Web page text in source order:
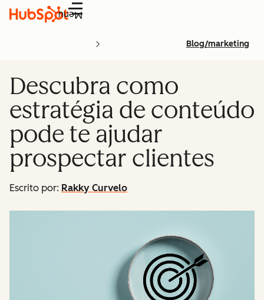
Menu
Blog/marketing
Descubra como
estratégia de conteúdo
pode te ajudar
prospectar clientes
Escrito por: Rakky Curvelo